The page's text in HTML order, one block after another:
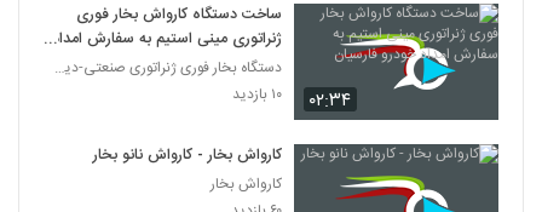
۰۲:۳۴
ساخت دستگاه کارواش بخار فوری
ژنراتوری مینی استیم به سفارش امداد
خودرو فارسیان
دستگاه بخار فوری ژنراتوری صنعتی-دیگ بخار
۱۰ بازدید
کارواش بخار - کارواش نانو بخار
کارواش بخار